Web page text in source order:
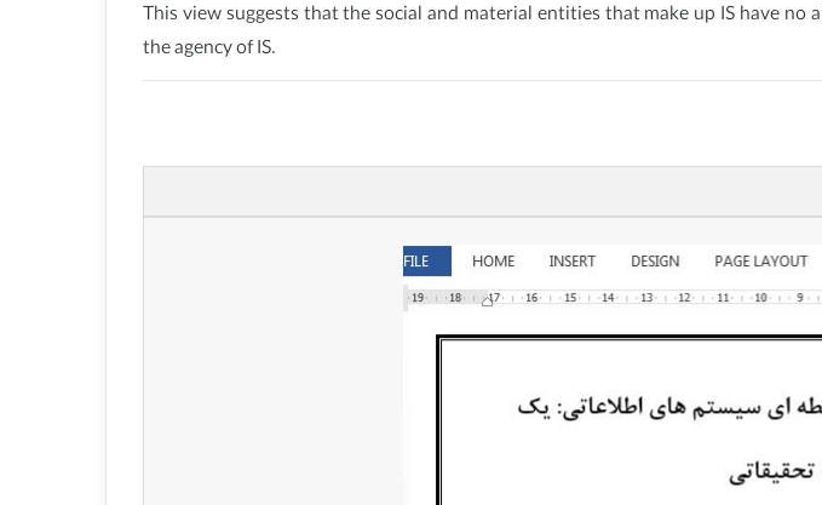
This view suggests that the social and material entities that make up IS have
the agency of IS.